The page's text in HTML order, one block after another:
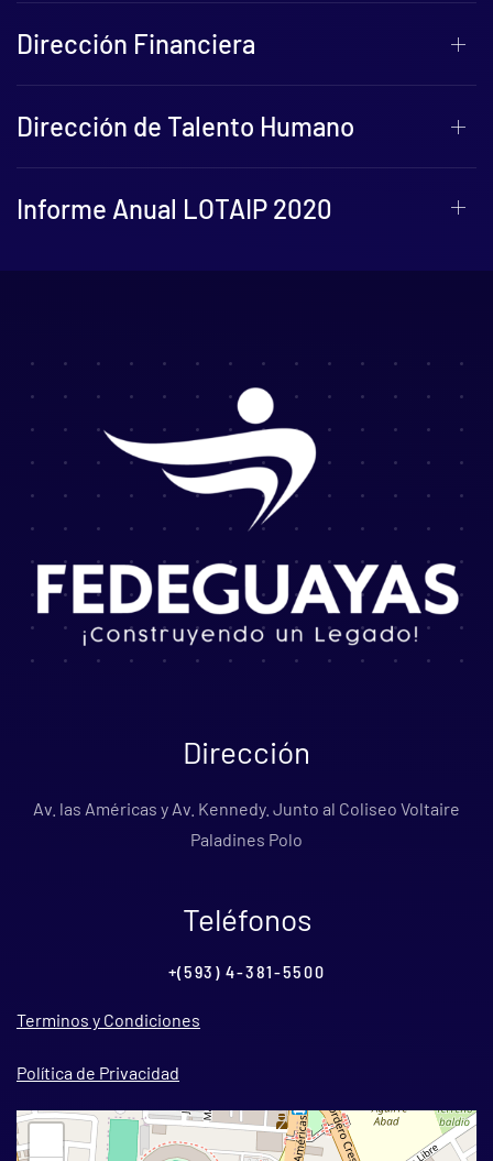
Dirección Financiera
Dirección de Talento Humano
Informe Anual LOTAIP 2020
Dirección
Av. las Américas y Av. Kennedy. Junto al Coliseo Voltaire
Paladines Polo
Teléfonos
+(593) 4-381-5500
Terminos y Condiciones
Política de Privacidad